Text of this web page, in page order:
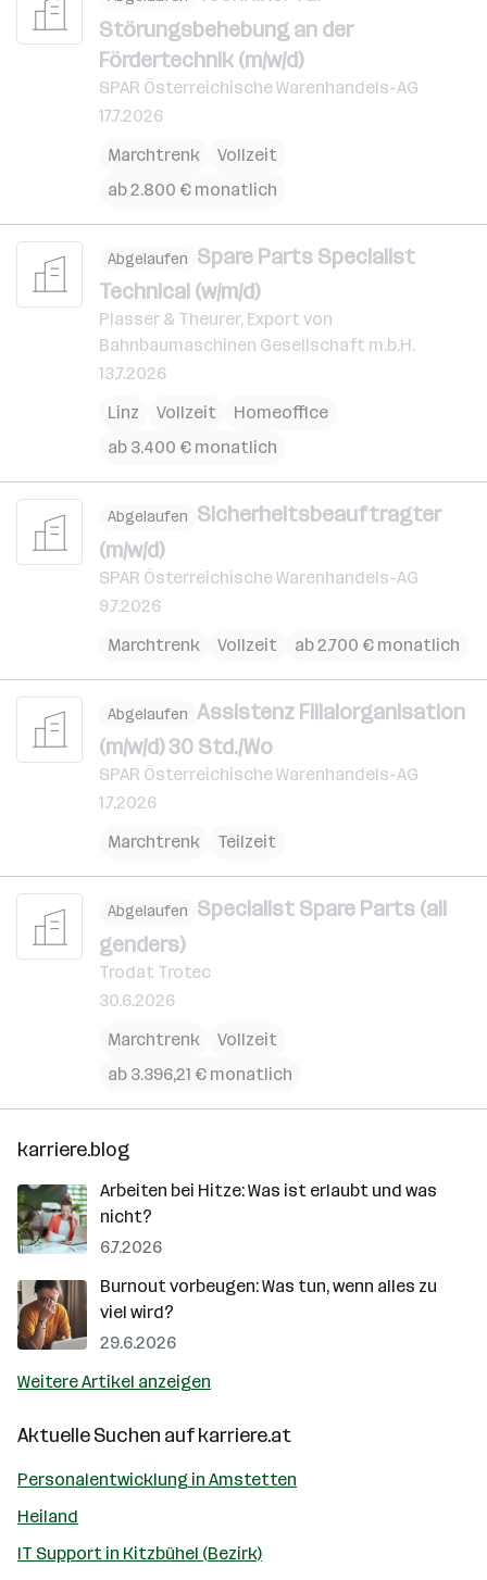
Störungsbehebung an der
Fördertechnik (m/w/d)
SPAR Österreichische Warenhandels-AG
17.7.2026
Marchtrenk
Vollzeit
ab 2.800 € monatlich
Abgelaufen Spare Parts Specialist
Technical (w/m/d)
Plasser & Theurer, Export von
Bahnbaumaschinen Gesellschaft m.b.H.
13.7.2026
Linz
Vollzeit
Homeoffice
ab 3.400 € monatlich
Abgelaufen Sicherheitsbeauftragter
(m/w/d)
SPAR Österreichische Warenhandels-AG
9.7.2026
Marchtrenk
Vollzeit ab 2.700 € monatlich
Abgelaufen Assistenz Filialorganisation
(m/w/d) 30 Std./Wo
SPAR Österreichische Warenhandels-AG
1.7.2026
Marchtrenk
Teilzeit
Abgelaufen Specialist Spare Parts (all
genders)
Trodat Trotec
30.6.2026
Marchtrenk
Vollzeit
ab 3.396,21 € monatlich
karriere.blog
Arbeiten bei Hitze: Was ist erlaubt und was
nicht?
6.7.2026
Burnout vorbeugen: Was tun, wenn alles zu
viel wird?
29.6.2026
Weitere Artikel anzeigen
Aktuelle Suchen aufkarriere.at
Personalentwicklung in Amstetten
Heiland
IT Support in Kitzbühel (Bezirk)